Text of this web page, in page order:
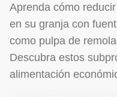
Aprenda cómo
en su granja con
como pulpa de
Descubra estos
alimentación